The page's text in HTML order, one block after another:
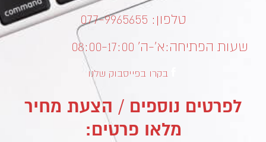
טלפון: 077-9965655
שעות הפתיחה:א’-ה’ 08:00-17:00
בקרו בפייסבוק שלנו
לפרטים נוספים / הצעת מחיר
מלאו פרטים: